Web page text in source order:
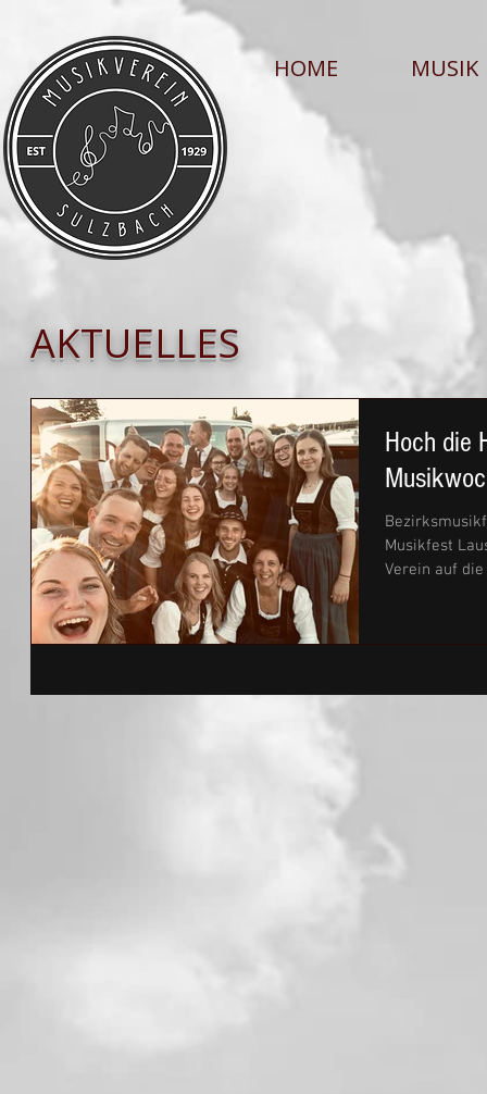
HOME MUSIK
AKTUELLES
Hoch die
Musikfest
Verein auf die